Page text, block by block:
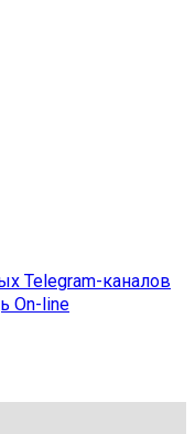
Telegram-каналов
On-line